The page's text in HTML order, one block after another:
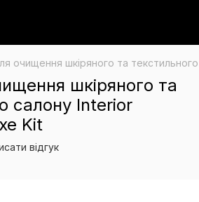
очищення шкіряного та
шкіряного та
салону Interior
Kit
відгук